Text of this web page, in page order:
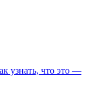
узнать, что это —